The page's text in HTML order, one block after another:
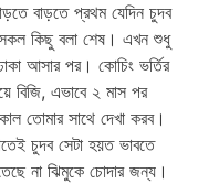
বাড়তে প্রথম যেদিন চুদব
সকল কিছু বলা শেষ। এখন শুধু
আসার পর। কোচিং ভর্তির
বিজি, এভাবে ২ মাস পর
তোমার সাথে দেখা করব।
চুদব সেটা হয়ত ভাবতে
না ঝিমুকে চোদার জন্য।